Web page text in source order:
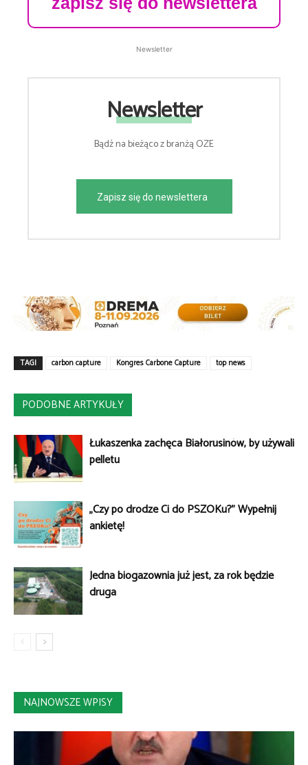
Newsletter
Newsletter
Bądź na bieżąco z branżą OZE
Zapisz się do newslettera
TAGI carbon capture Kongres Carbone Capture top news
PODOBNE ARTYKUŁY
Łukaszenka zachęca Białorusinów, by używali
pelletu
„Czy po drodze Ci do PSZOKu?” Wypełnij
ankietę!
Jedna biogazownia już jest, za rok będzie
druga
NAJNOWSZE WPISY